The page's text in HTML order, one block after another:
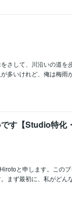
さして、川沿いの道
多いけれど、俺は梅雨
す【Studio特化
と申します。この
まず最初に、私がどん